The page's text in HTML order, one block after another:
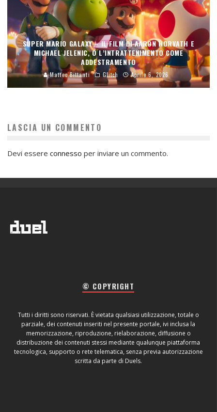
SUPER MARIO GALAXY – IL FILM DI AARON HORVATH E
MICHAEL JELENIC, O L’INTRATTENIMENTO COME
ADDESTRAMENTO
Matteo Bittanti Glitch Aprile 6, 2026
LASCIA UN COMMENTO
Devi essere connesso per inviare un commento.
© COPYRIGHT
Tutti i diritti sono riservati. È vietata qualsiasi utilizzazione, totale o
parziale, dei contenuti inseriti nel presente portale, ivi inclusa la
memorizzazione, riproduzione, rielaborazione, diffusione o
distribuzione dei contenuti stessi mediante qualunque piattaforma
tecnologica, supporto o rete telematica, senza previa autorizzazione
scritta da parte di Duels.